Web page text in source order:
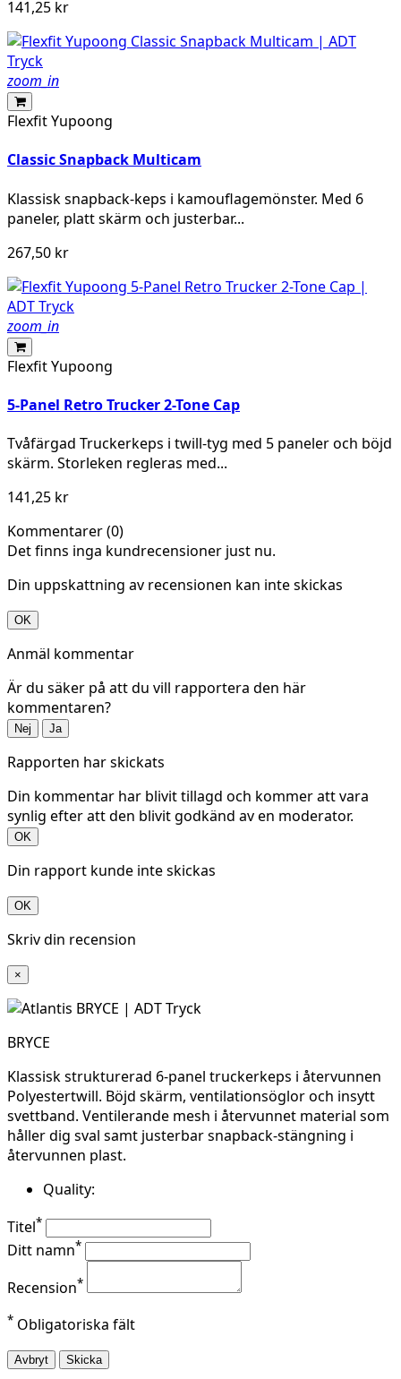
141,25 kr
zoom_in
Flexfit Yupoong
Classic Snapback Multicam
Klassisk snapback-keps i kamouflagemönster. Med 6
paneler, platt skärm och justerbar...
267,50 kr
zoom_in
Flexfit Yupoong
5-Panel Retro Trucker 2-Tone Cap
Tvåfärgad Truckerkeps i twill-tyg med 5 paneler och böjd
skärm. Storleken regleras med...
141,25 kr
Kommentarer (0)
Det finns inga kundrecensioner just nu.
Din uppskattning av recensionen kan inte skickas
OK
Anmäl kommentar
Är du säker på att du vill rapportera den här
kommentaren?
Nej Ja
Rapporten har skickats
Din kommentar har blivit tillagd och kommer att vara
synlig efter att den blivit godkänd av en moderator.
OK
Din rapport kunde inte skickas
OK
Skriv din recension
×
BRYCE
Klassisk strukturerad 6-panel truckerkeps i återvunnen
Polyestertwill. Böjd skärm, ventilationsöglor och insytt
svettband. Ventilerande mesh i återvunnet material som
håller dig sval samt justerbar snapback-stängning i
återvunnen plast.
Quality:
Titel*
Ditt namn*
Recension*
* Obligatoriska fält
Avbryt Skicka